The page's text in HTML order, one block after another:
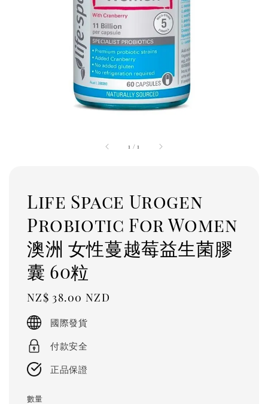
1 /1
Life Space Urogen
Probiotic For Women
澳洲 女性蔓越莓益生菌膠
囊 60粒
Regular
price
NZ$ 38.00 NZD
國際發貨
付款安全
正品保證
數量